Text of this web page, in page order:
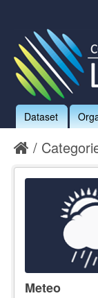
Dataset
Meteo